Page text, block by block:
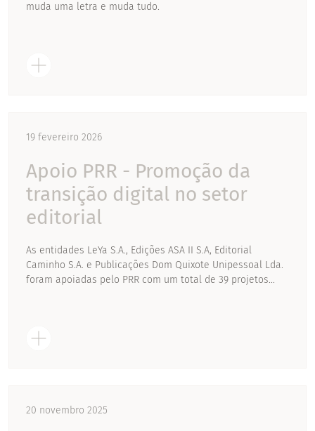
muda uma letra e muda tudo.
19 fevereiro 2026
Apoio PRR - Promoção da
transição digital no setor
editorial
As entidades LeYa S.A., Edições ASA II S.A, Editorial
Caminho S.A. e Publicações Dom Quixote Unipessoal Lda.
foram apoiadas pelo PRR com um total de 39 projetos...
20 novembro 2025